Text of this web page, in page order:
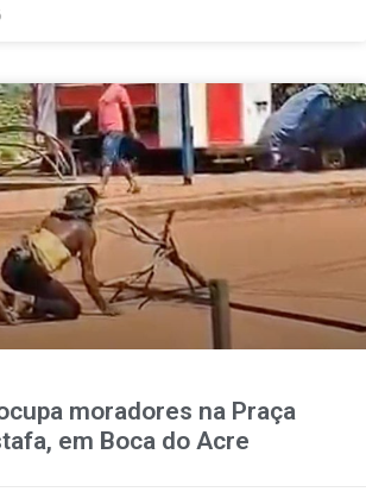
moradores na Praça
em Boca do Acre